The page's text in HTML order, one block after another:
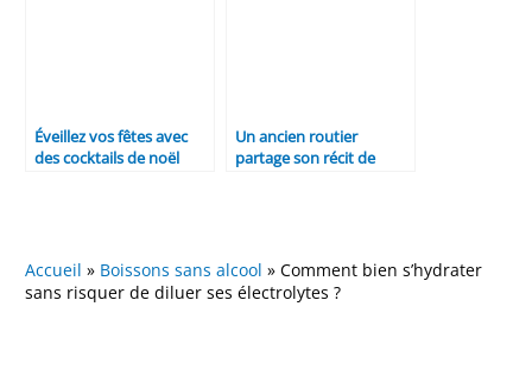
Éveillez vos fêtes avec
des cocktails de noël
Un ancien routier
partage son récit de
Accueil » Boissons sans alcool »Comment bien s’hydrater
sans risquer de diluer ses électrolytes ?